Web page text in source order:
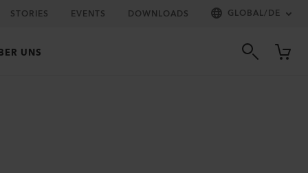
STORIES EVENTS DOWNLOADS GLOBAL/DE
UNS